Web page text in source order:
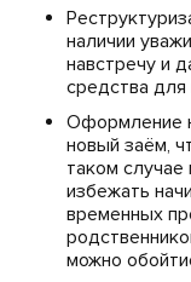
наличии
навстречу и
средства для
Оформление
новый заём,
таком
избежать
временных
можно